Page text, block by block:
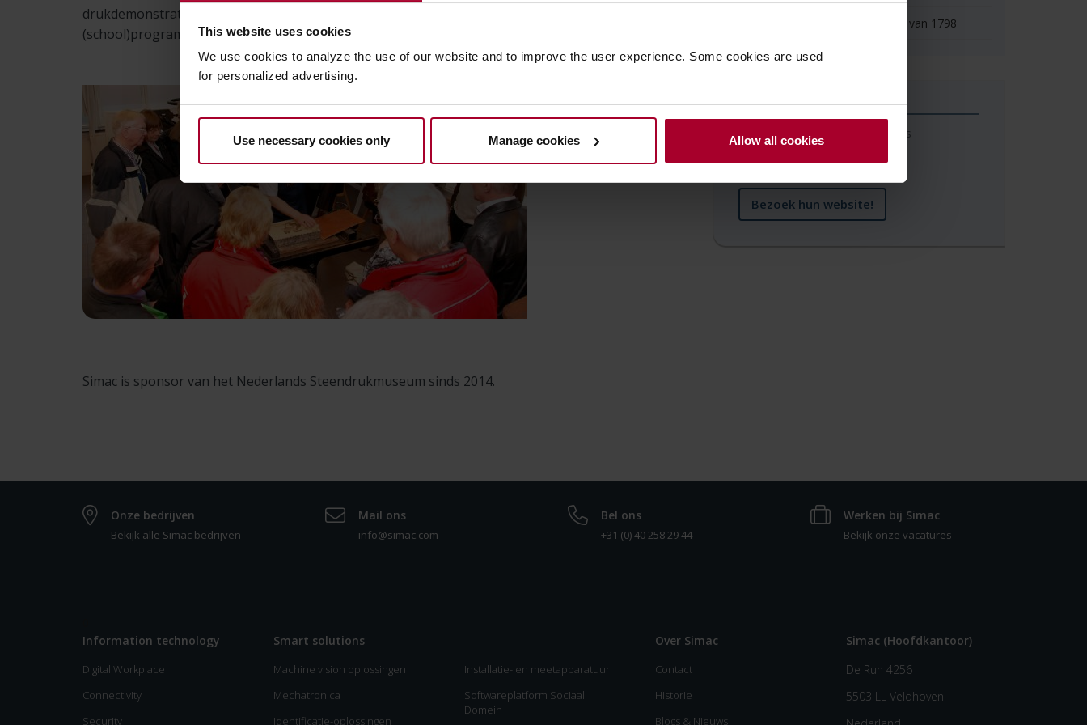
This website uses cookies
We use cookies to analyze the use of our website and to improve the user experience. Some cookies are used
for personalized advertising.
Use necessary cookies only Manage cookies Allow all cookies
drukdemonstraties worden gegeven, workshops worden georganiseerd, educatieve
(school)programma’s worden uitgevoerd en rondleidingen plaatsvinden.
Simac is sponsor van het Nederlands Steendrukmuseum sinds 2014.
Steendruk of lithografie dateert van 1798
Meer weten over het Nederlands
Bezoek hun website!
Onze bedrijven
Bekijk alle Simac bedrijven
Mail ons
info@simac.com
Bel ons
+31 (0) 40 258 29 44
Werken bij Simac
Bekijk onze vacatures
Information technology
Digital Workplace
Connectivity
Security
Smart solutions
Machine vision oplossingen
Mechatronica
Identificatie-oplossingen
Installatie- en meetapparatuur
Softwareplatform Sociaal
Domein
Over Simac
Contact
Historie
Blogs & Nieuws
Simac (Hoofdkantoor)
De Run 4256
5503 LL Veldhoven